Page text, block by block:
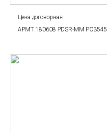
Цена договорная
APMT 180608 PDSR-MM PC3545